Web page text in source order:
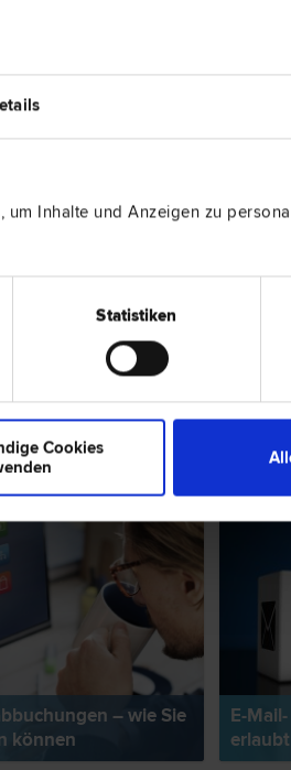
um Inhalte und Anzeigen zu
Statistiken
Cookies
Wirtschafts­recht |
– wie Sie
können
E-